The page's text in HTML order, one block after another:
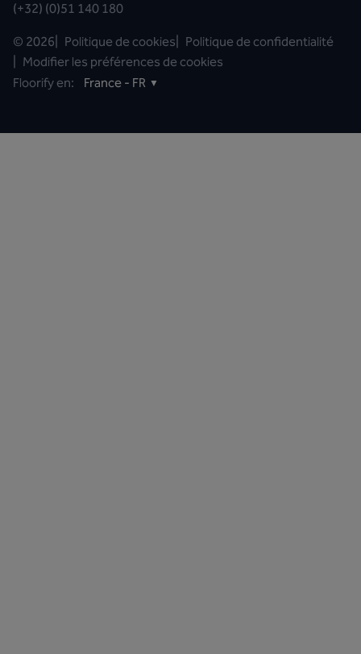
(+32) (0)51 140 180
© 2026 Politique de cookies
Politique de confidentialité
Modifier les préférences de cookies
Floorify en:
France - FR ▼